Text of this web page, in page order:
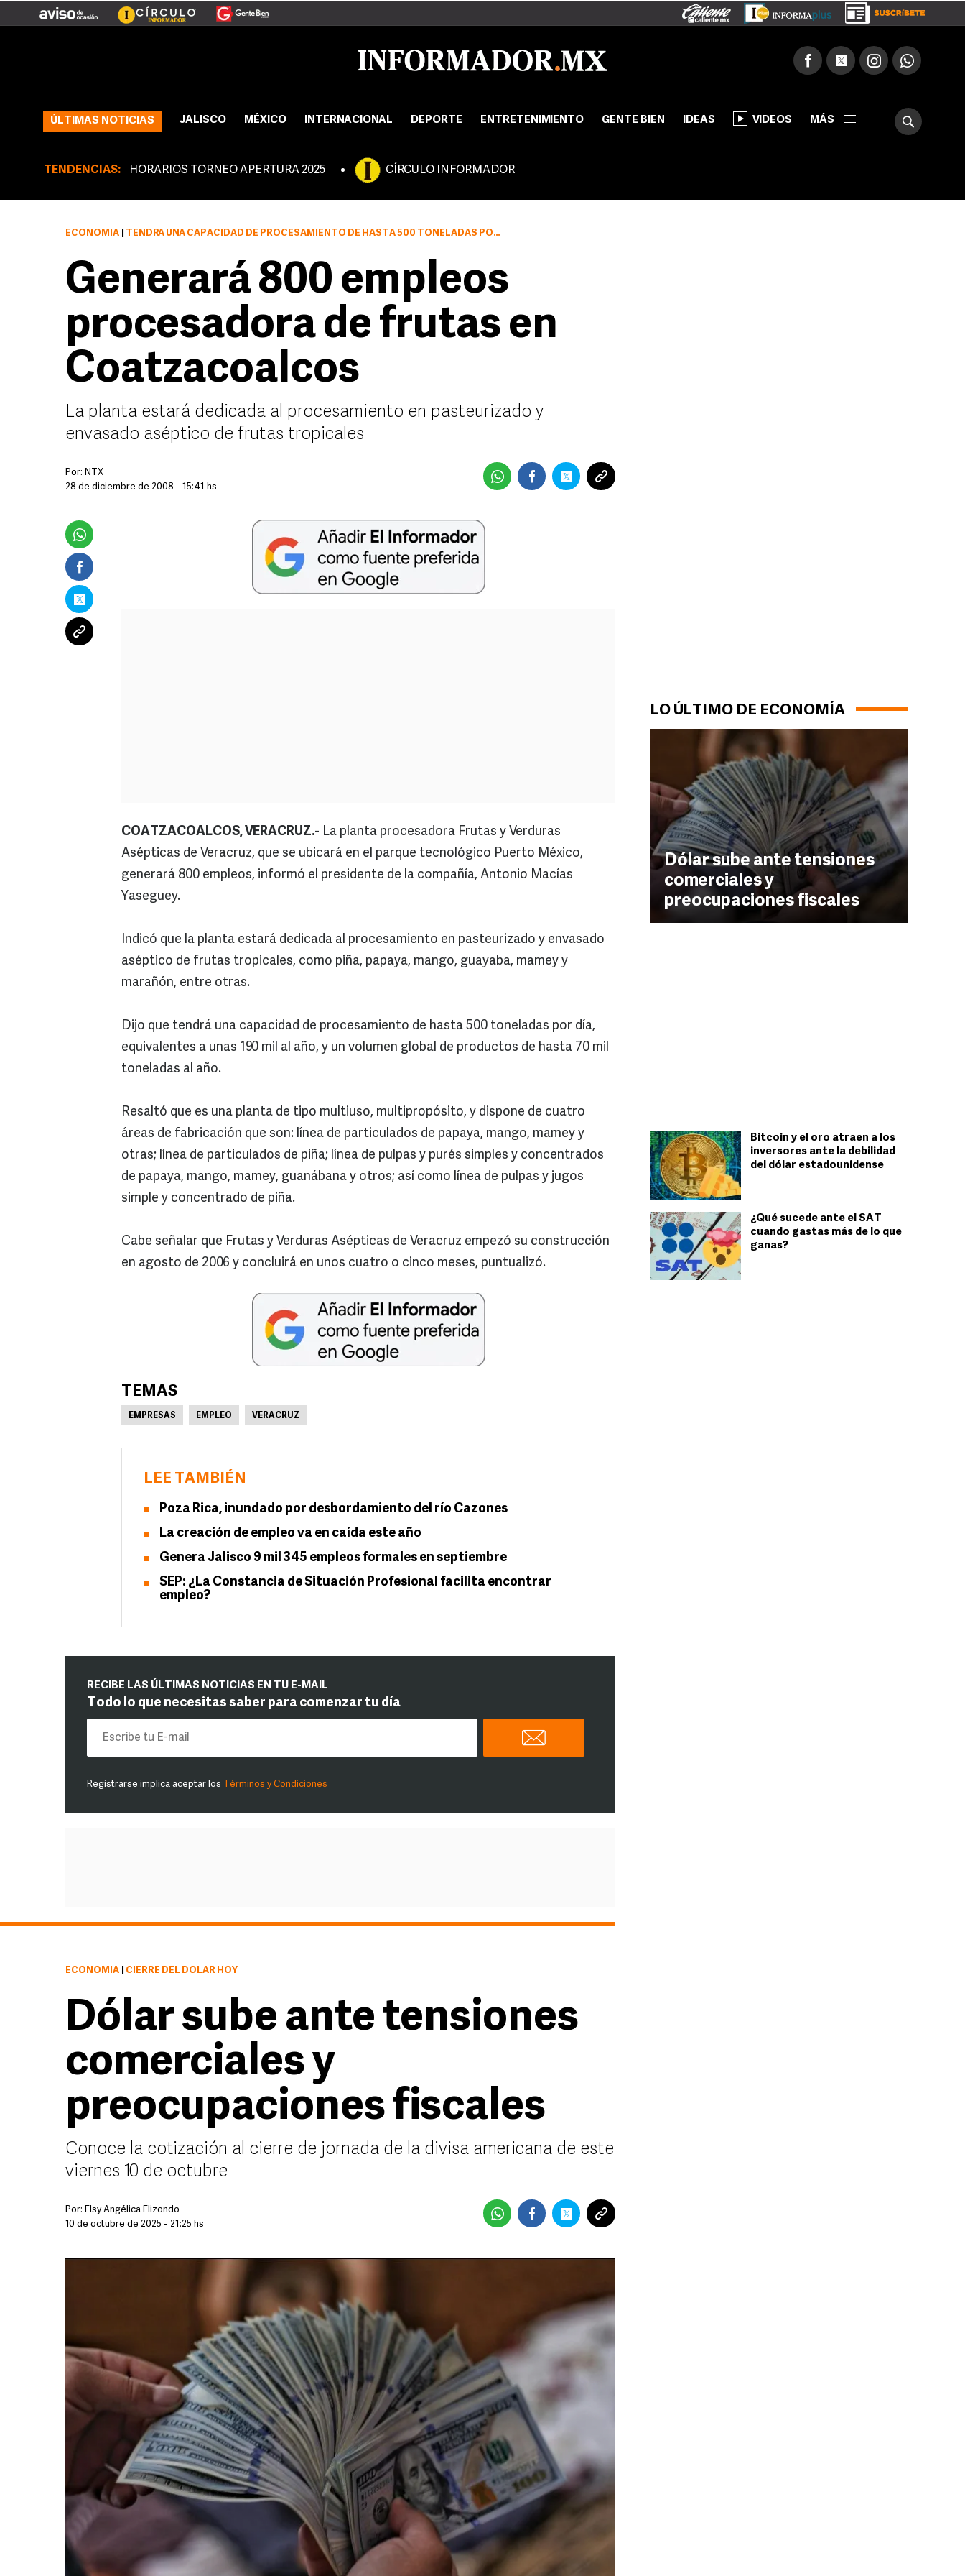
ÚLTIMAS NOTICIAS JALISCO MÉXICO INTERNACIONAL DEPORTE ENTRETENIMIENTO GENTE BIEN IDEAS VIDEOS MÁS
TENDENCIAS: HORARIOS TORNEO APERTURA 2025 CÍRCULO INFORMADOR
LO ÚLTIMO DE ECONOMÍA
Dólar sube ante tensiones
comerciales y
preocupaciones fiscales
Bitcoin y el oro atraen a los
inversores ante la debilidad
del dólar estadounidense
¿Qué sucede ante el SAT
cuando gastas más de lo que
ganas?
ECONOMÍA TENDRÁ UNA CAPACIDAD DE PROCESAMIENTO DE HASTA 500 TONELADAS POR DÍA, EQUIVALENTES A UNAS 190 MIL AL AÑO
Generará 800 empleos
procesadora de frutas en
Coatzacoalcos
La planta estará dedicada al procesamiento en pasteurizado y
envasado aséptico de frutas tropicales
Por: NTX
28 de diciembre de 2008 - 15:41 hs
COATZACOALCOS, VERACRUZ.- La planta procesadora Frutas y Verduras
Asépticas de Veracruz, que se ubicará en el parque tecnológico Puerto México,
generará 800 empleos, informó el presidente de la compañía, Antonio Macías
Yaseguey.
Indicó que la planta estará dedicada al procesamiento en pasteurizado y envasado
aséptico de frutas tropicales, como piña, papaya, mango, guayaba, mamey y
marañón, entre otras.
Dijo que tendrá una capacidad de procesamiento de hasta 500 toneladas por día,
equivalentes a unas 190 mil al año, y un volumen global de productos de hasta 70 mil
toneladas al año.
Resaltó que es una planta de tipo multiuso, multipropósito, y dispone de cuatro
áreas de fabricación que son: línea de particulados de papaya, mango, mamey y
otras; línea de particulados de piña; línea de pulpas y purés simples y concentrados
de papaya, mango, mamey, guanábana y otros; así como línea de pulpas y jugos
simple y concentrado de piña.
Cabe señalar que Frutas y Verduras Asépticas de Veracruz empezó su construcción
en agosto de 2006 y concluirá en unos cuatro o cinco meses, puntualizó.
TEMAS
EMPRESAS EMPLEO VERACRUZ
LEE TAMBIÉN
Poza Rica, inundado por desbordamiento del río Cazones
La creación de empleo va en caída este año
Genera Jalisco 9 mil 345 empleos formales en septiembre
SEP: ¿La Constancia de Situación Profesional facilita encontrar
empleo?
RECIBE LAS ÚLTIMAS NOTICIAS EN TU E-MAIL
Todo lo que necesitas saber para comenzar tu día
Registrarse implica aceptar los Términos y Condiciones
ECONOMÍA CIERRE DEL DÓLAR HOY
Dólar sube ante tensiones
comerciales y
preocupaciones fiscales
Conoce la cotización al cierre de jornada de la divisa americana de este
viernes 10 de octubre
Por: Elsy Angélica Elizondo
10 de octubre de 2025 - 21:25 hs